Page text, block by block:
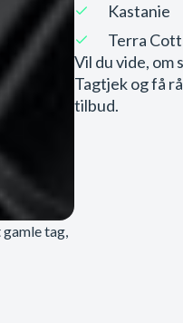
Kastanie
Terra
Vil du vide, om
Tagtjek og få
tilbud.
tag,